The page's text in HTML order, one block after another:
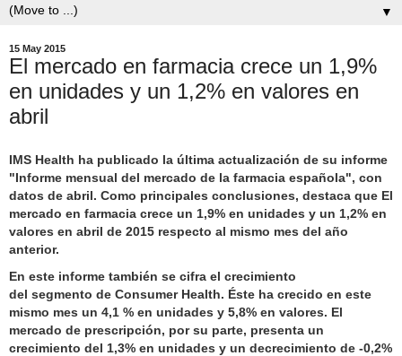
▼
15 May 2015
El mercado en farmacia crece un 1,9%
en unidades y un 1,2% en valores en
abril
IMS Health ha publicado la última actualización de su informe
"Informe mensual del mercado de la farmacia española", con
datos de abril. Como principales conclusiones, destaca que El
mercado en farmacia crece un 1,9% en unidades y un 1,2% en
valores en abril de 2015 respecto al mismo mes del año
anterior.
En este informe también se cifra el crecimiento
del segmento de Consumer Health. Éste ha crecido en este
mismo mes un 4,1 % en unidades y 5,8% en valores. El
mercado de prescripción, por su parte, presenta un
crecimiento del 1,3% en unidades y un decrecimiento de -0,2%